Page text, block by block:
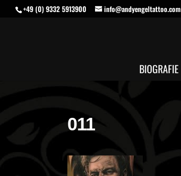
+49 (0) 9332 5913900 info@andyengeltattoo.com
BIOGRAFIE
011